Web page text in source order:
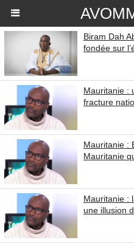
Biram Dah
fondée sur
Mauritanie :
fracture
Mauritanie :
Mauritanie
Mauritanie :
une illusion